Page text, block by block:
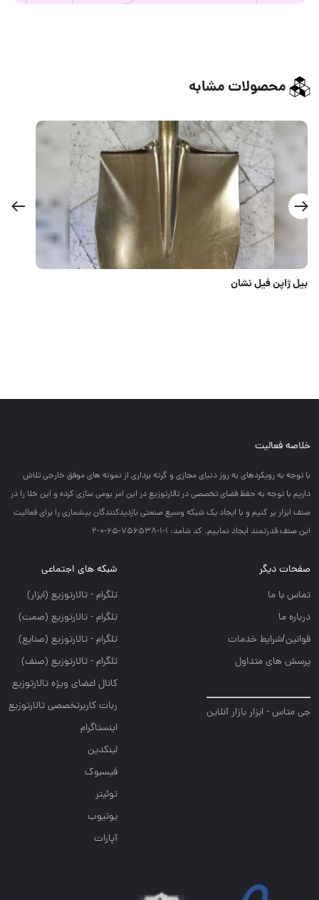
محصولات مشابه
شارژی تک باطری ادون
خلاصه فعالیت
با توجه به رويكردهاي به روز دنياي مجازي و گرته برداري از نمونه هاي موفق خارجي تلاش
داريم با توجه به حفظ فضاي تخصصي در تالارتوزيع در اين امر بومي سازي كرده و اين خلا را در
صنف ابزار پر كنيم و با ايجاد يك شبكه وسيع صنعتي بازديدكنندگان بيشماري را براي فعاليت
اين صنف قدرتمند ايجاد نماييم. کد شامد: 1-1-756538-65-0-2
صفحات دیگر
تماس با ما
درباره ما
قوانین/شرایط خدمات
پرسش های متداول
جی متاس - ابزار بازار آنلاین
شبکه های اجتماعی
تلگرام - تالارتوزيع (ابزار)
تلگرام - تالارتوزيع (صمت)
تلگرام - تالارتوزيع (صنايع)
تلگرام - تالارتوزیع (صنف)
کانال اعضای ویژه تالارتوزیع
ربات کاربرتخصصی تالارتوزیع
اینستاگرام
لینکدین
فیسبوک
توئیتر
یوتیوب
آپارات